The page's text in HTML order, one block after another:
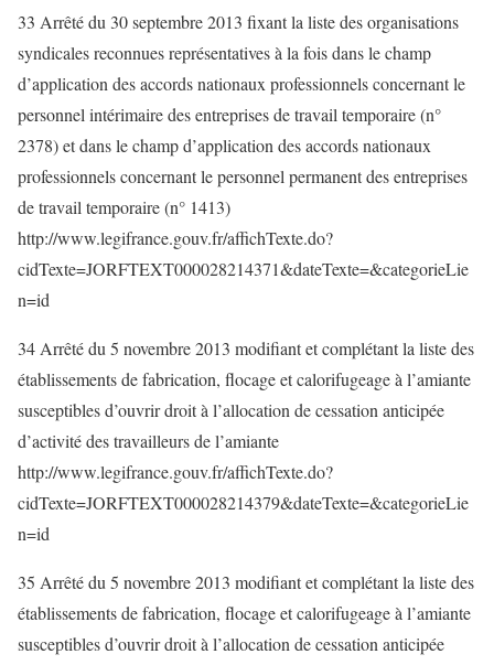
33 Arrêté du 30 septembre 2013 fixant la liste des organisations
syndicales reconnues représentatives à la fois dans le champ
d’application des accords nationaux professionnels concernant le
personnel intérimaire des entreprises de travail temporaire (n°
2378) et dans le champ d’application des accords nationaux
professionnels concernant le personnel permanent des entreprises
de travail temporaire (n° 1413)
http://www.legifrance.gouv.fr/affichTexte.do?
cidTexte=JORFTEXT000028214371&dateTexte=&categorieLie
n=id
34 Arrêté du 5 novembre 2013 modifiant et complétant la liste des
établissements de fabrication, flocage et calorifugeage à l’amiante
susceptibles d’ouvrir droit à l’allocation de cessation anticipée
d’activité des travailleurs de l’amiante
http://www.legifrance.gouv.fr/affichTexte.do?
cidTexte=JORFTEXT000028214379&dateTexte=&categorieLie
n=id
35 Arrêté du 5 novembre 2013 modifiant et complétant la liste des
établissements de fabrication, flocage et calorifugeage à l’amiante
susceptibles d’ouvrir droit à l’allocation de cessation anticipée